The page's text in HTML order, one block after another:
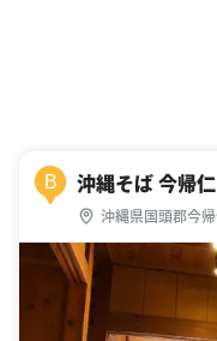
B 沖縄そば 今帰
沖縄県国頭郡今